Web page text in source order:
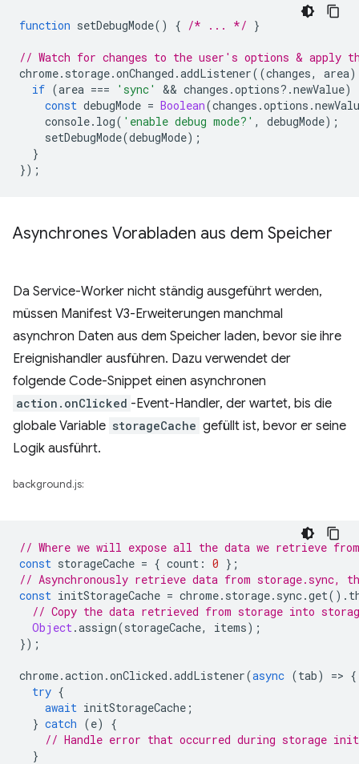
function setDebugMode() { /* ... */ }
// Watch for changes to the user's options & apply
chrome. storage.onChanged .addListener((changes, area)
if (area === 'sync' && changes .options? .newValue)
const debugMode = Boolean(changes .options .
console. log( 'enable debug mode?' , debugMode);
setDebugMode(debugMode);
}
});
Asynchrones Vorabladen aus dem Speicher
Da Service-Worker nicht ständig ausgeführt werden,
müssen Manifest V3-Erweiterungen manchmal
asynchron Daten aus dem Speicher laden, bevor sie ihre
Ereignishandler ausführen. Dazu verwendet der
folgende Code-Snippet einen asynchronen
action.onClicked -Event-Handler, der wartet, bis die
globale Variable storageCache gefüllt ist, bevor er seine
Logik ausführt.
background.js:
// Where we will expose all the data we retrieve
const storageCache = { count : 0 };
// Asynchronously retrieve data from storage.sync,
const initStorageCache = chrome. storage. sync.get().
// Copy the data retrieved from storage into
Object.assign(storageCache, items);
});
chrome.action .onClicked .addListener(async (tab) => {
try {
await initStorageCache ;
} catch (e)
{
// Handle error that occurred during storage
}